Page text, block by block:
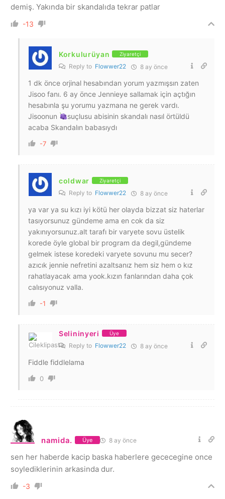
demiş. Yakında bir skandalıda tekrar patlar
-13
Korkulurüyan Ziyaretçi
Reply to Flowwer22 8 ay önce
1 dk önce orjinal hesabından yorum yazmışsın zaten
Jisoo fanı. 6 ay önce Jennieye sallamak için açtığın
hesabınla şu yorumu yazmana ne gerek vardı.
Jisoonun
suçlusu abisinin skandalı nasıl örtüldü
acaba Skandalın babasıydı
-7
coldwar Ziyaretçi
Reply to Flowwer22 8 ay önce
ya var ya su kızı iyi kötü her olayda bizzat siz haterlar
tasıyorsunuz gündeme ama en cok da siz
yakınıyorsunuz.alt tarafı bir varyete sovu üstelik
korede öyle global bir program da degil,gündeme
gelmek istese koredeki varyete sovunu mu secer?
azıcık jennie nefretini azaltsanız hem siz hem o kız
rahatlayacak ama yook.kızın fanlarından daha çok
calısıyonuz valla.
-1
Selininyeri Üye
Reply to Flowwer22 8 ay önce
Fiddle fiddlelama
0
namida. Üye 8 ay önce
sen her haberde kacip baska haberlere gececegine once
soylediklerinin arkasinda dur.
-3